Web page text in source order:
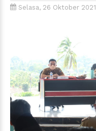
Selasa, 26 Oktober 2021